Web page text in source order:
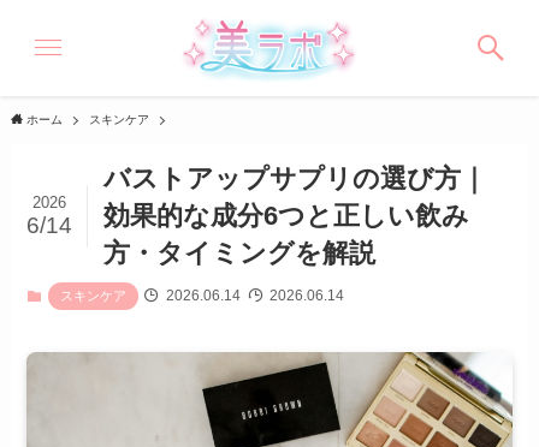
ホーム スキンケア
バストアップサプリの選び方｜
効果的な成分6つと正しい飲み
方・タイミングを解説
2026
6/14
スキンケア 2026.06.14 2026.06.14